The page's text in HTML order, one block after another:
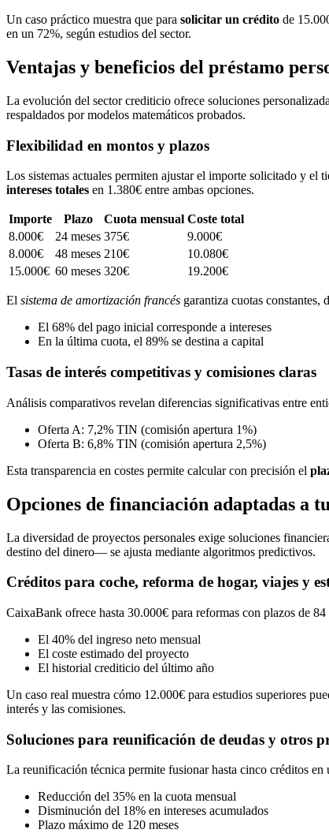
Un caso práctico muestra que para solicitar un crédito de
en un 72%, según estudios del sector.
Ventajas y beneficios del préstamo
La evolución del sector crediticio ofrece soluciones
respaldados por modelos matemáticos probados.
Flexibilidad en montos y plazos
Los sistemas actuales permiten ajustar el importe solicitado y el
intereses totales en 1.380€ entre ambas opciones.
Importe Plazo Cuota mensual Coste total
8.000€
24 meses 375€
9.000€
8.000€
48 meses 210€
10.080€
15.000€ 60 meses 320€ 19.200€
El sistema de amortización francés garantiza cuotas constantes,
El 68% del pago inicial corresponde a intereses
En la última cuota, el 89% se destina a capital
Tasas de interés competitivas y comisiones claras
Análisis comparativos revelan diferencias significativas entre
Oferta A: 7,2% TIN (comisión apertura 1%)
Oferta B: 6,8% TIN (comisión apertura 2,5%)
Esta transparencia en costes permite calcular con precisión el
Opciones de financiación adaptadas a
La diversidad de proyectos personales exige soluciones
destino del dinero— se ajusta mediante algoritmos predictivos.
Créditos para coche, reforma de hogar, viajes y
CaixaBank ofrece hasta 30.000€ para reformas con plazos de
El 40% del ingreso neto mensual
El coste estimado del proyecto
El historial crediticio del último año
Un caso real muestra cómo 12.000€ para estudios superiores
interés y las comisiones.
Soluciones para reunificación de deudas y otros
La reunificación técnica permite fusionar hasta cinco créditos
Reducción del 35% en la cuota mensual
Disminución del 18% en intereses acumulados
Plazo máximo de 120 meses